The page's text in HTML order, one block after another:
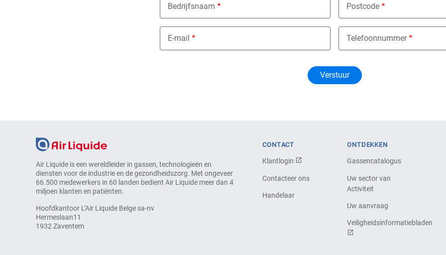
Bedrijfsnaam Postcode
E-mail Telefoonnummer
Air Liquide is een wereldleider in gassen, technologieën en
diensten voor de industrie en de gezondheidszorg. Met ongeveer
66.500 medewerkers in 60 landen bedient Air Liquide meer dan 4
miljoen klanten en patiënten.
Hoofdkantoor L’Air Liquide Belge sa-nv
Hermeslaan11
1932 Zaventem
CONTACT
Klantlogin
Contacteer ons
Handelaar
ONTDEKKEN
Gassencatalogus
Uw sector van
Activiteit
Uw aanvraag
Veiligheidsinformatiebladen